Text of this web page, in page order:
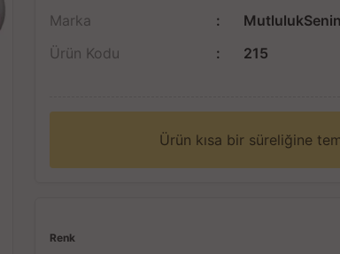
Marka
MutlulukSenin
Ürün Kodu
215
Ürün kısa bir süreliğine
Renk